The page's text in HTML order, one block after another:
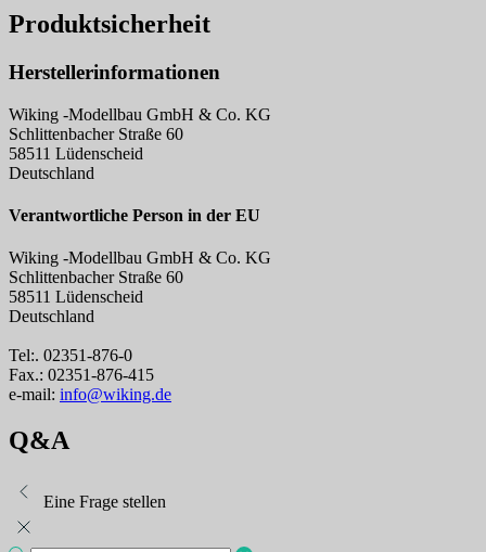
Produktsicherheit
Herstellerinformationen
Wiking -Modellbau GmbH & Co. KG
Schlittenbacher Straße 60
58511 Lüdenscheid
Deutschland
Verantwortliche Person in der EU
Wiking -Modellbau GmbH & Co. KG
Schlittenbacher Straße 60
58511 Lüdenscheid
Deutschland
Tel:. 02351-876-0
Fax.: 02351-876-415
e-mail: info@wiking.de
Q&A
Eine Frage stellen